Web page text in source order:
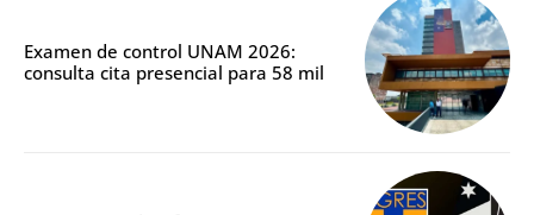
Examen de control UNAM 2026:
consulta cita presencial para 58 mil